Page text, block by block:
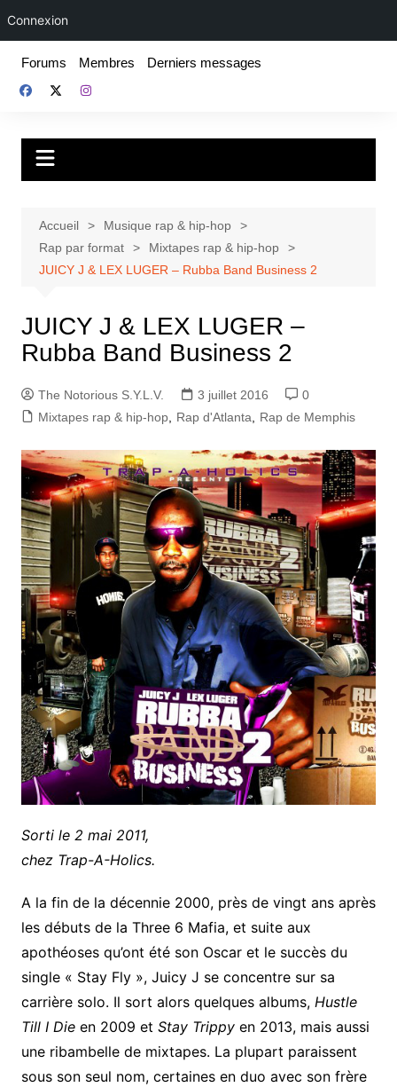
Connexion
contenu
Forums Membres Derniers messages
Fake For Real
Accueil
Musique rap & hip-hop
Rap par format
Mixtapes rap & hip-hop
JUICY J & LEX LUGER – Rubba Band Business 2
JUICY J & LEX LUGER –
Rubba Band Business 2
The Notorious S.Y.L.V. 3 juillet 2016
0
Mixtapes rap & hip-hop, Rap d'Atlanta Rap de Memphis
Sorti le 2 mai 2011,
chez Trap-A-Holics.
A la fin de la décennie 2000, près de vingt ans après
les débuts de la Three 6 Mafia, et suite aux
apothéoses qu’ont été son Oscar et le succès du
single « Stay Fly », Juicy J se concentre sur sa
carrière solo. Il sort alors quelques albums, Hustle
Till I Dieen 2009 et Stay Trippyen 2013, mais aussi
une ribambelle de mixtapes. La plupart paraissent
sous son seul nom, certaines en duo avec son frère